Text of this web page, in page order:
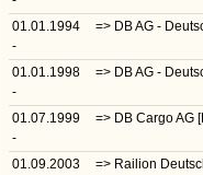
01.01.1994
-
=> DB AG -
01.01.1998
-
=> DB AG -
01.07.1999
-
=> DB Cargo AG
01.09.2003
=> Railion